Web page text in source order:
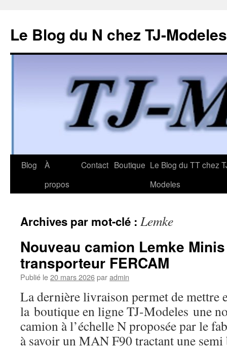
Le Blog du N chez TJ-Modeles
Aller
Blog
À
propos
Contact Boutique Le Blog du TT chez
Modeles
Archives par mot-clé : Lemke
Nouveau camion Lemke
transporteur FERCAM
Publié le20 mars 2026paradmin
La dernière livraison permet de mettre
la boutique en ligne TJ-Modeles une
camion à l’échelle N proposée par le
à savoir un MAN F90 tractant une semi